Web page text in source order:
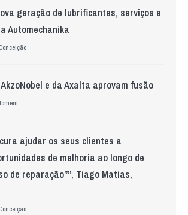
geração de lubrificantes, serviços e
Automechanika
e da Axalta aprovam fusão
ajudar os seus clientes a
de melhoria ao longo de
de reparação””, Tiago Matias,